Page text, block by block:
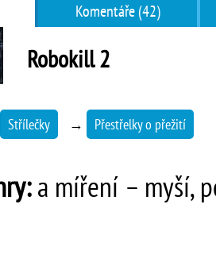
Komentáře (42)
Robokill 2
Střílečky → Přestřelky o přežití
a míření – myší,